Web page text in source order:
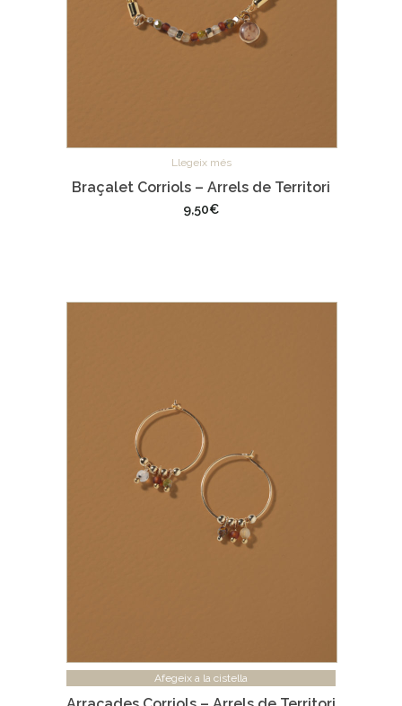
Llegeix més
Braçalet Corriols – Arrels de Territori
9,50€
Afegeix a la cistella